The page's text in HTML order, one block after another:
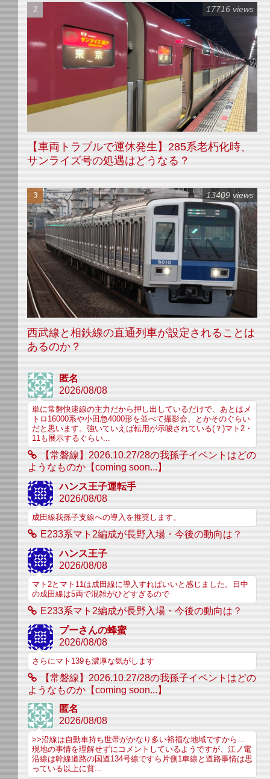
【車両トラブルで運休発生】285系老朽化時、
サンライズ号の処遇はどうなる？
17716 views
西武線と相鉄線の直通列車が設定されることは
あるのか？
13409 views
匿名
2026/08/08
単に常磐快速線の主力だから押し出しているだけで、あとはメ
トロ16000系や小田急4000形を並べて撮影会、とかそのぐらい
だと思います。強いていえば転用が示唆されている(？)マト2・
11も展示するぐらい...
【常磐線】2026.10.27/28の我孫子イベントはどの
ようなものか【coming soon...】
ハンス王子運転手
2026/08/08
成田線我孫子支線への導入を推奨します。
E233系マト2編成が長野入場・今後の動向は？
ハンス王子
2026/08/08
マト2とマト11は成田線に導入すればいいと感じました。日中
の成田線は5両で混雑がひどすぎるので
E233系マト2編成が長野入場・今後の動向は？
プーさんの蜂蜜
2026/08/08
さらにマト139も濃厚な気がします
【常磐線】2026.10.27/28の我孫子イベントはどの
ようなものか【coming soon...】
匿名
2026/08/08
>>沿線は自動車持ち世帯がかなり多い裕福な地域ですから…
現地の事情を理解せずにコメントしているようですが、江ノ電
沿線は幹線道路の国道134号線ですら片側1車線と道路事情は思
っている以上に貧...